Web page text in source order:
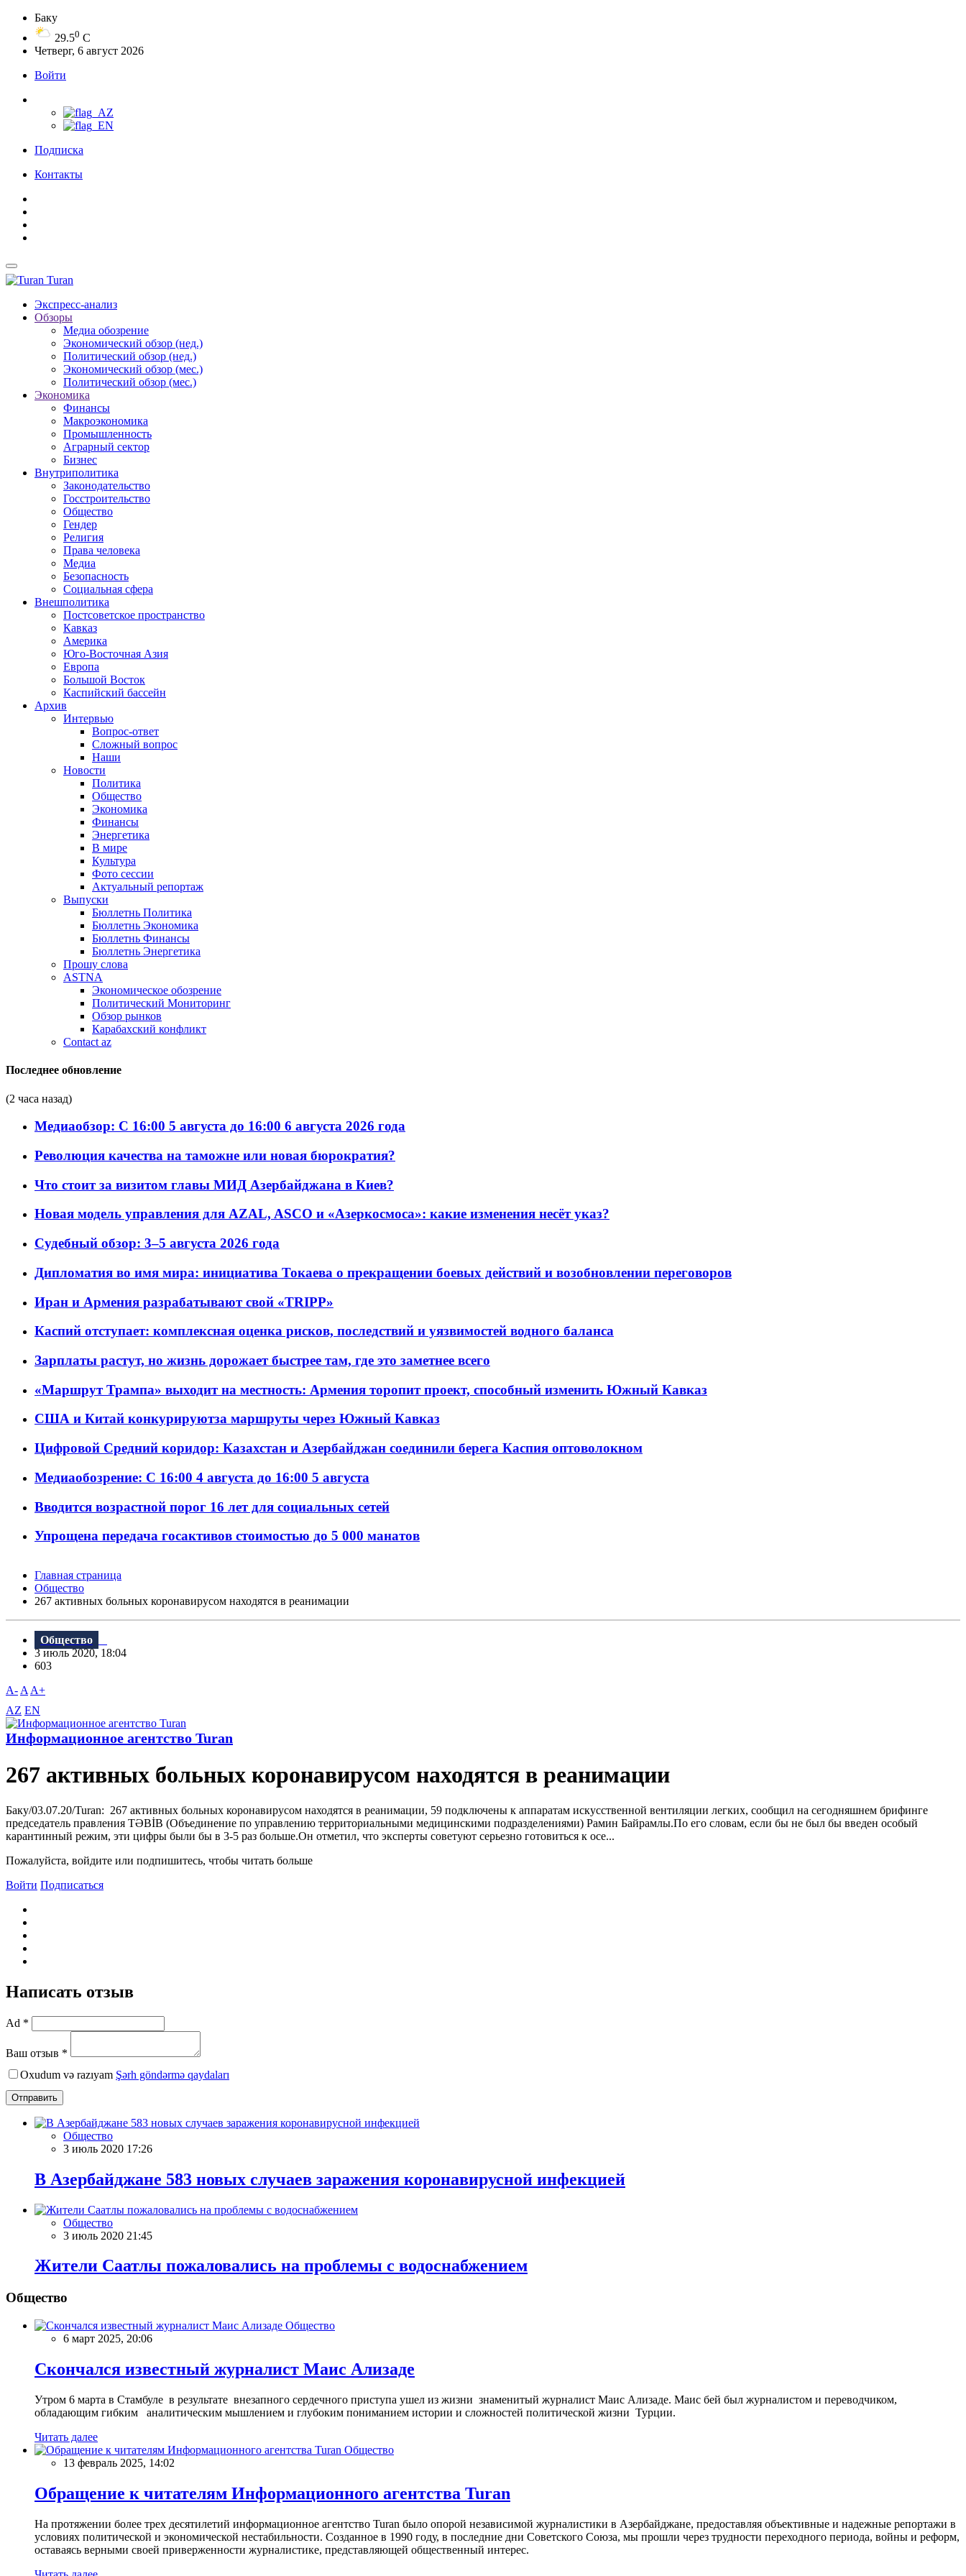
Баку
29.50 C
Четверг, 6 август 2026
Войти
Подписка
Контакты
Turan
Экспресс-анализ
Обзоры
Медиа обозрение
Экономический обзор (нед.)
Политический обзор (нед.)
Экономический обзор (мес.)
Политический обзор (мес.)
Экономика
Финансы
Макроэкономика
Промышленность
Аграрный сектор
Бизнес
Внутриполитика
Законодательство
Госстроительство
Общество
Гендер
Религия
Права человека
Медиа
Безопасность
Социальная сфера
Внешполитика
Постсоветское пространство
Кавказ
Америка
Юго-Восточная Азия
Европа
Большой Восток
Каспийский бассейн
Архив
Интервью
Вопрос-ответ
Сложный вопрос
Наши
Новости
Политика
Общество
Экономика
Финансы
Энергетика
В мире
Культура
Фото сессии
Актуальный репортаж
Выпуски
Бюллетнь Политика
Бюллетнь Экономика
Бюллетнь Финансы
Бюллетнь Энергетика
Прошу слова
ASTNA
Экономическое обозрение
Политический Мониторинг
Обзор рынков
Карабахский конфликт
Contact az
Последнее обновление
(2 часа назад)
Медиаобзор: С 16:00 5 августа до 16:00 6 августа 2026 года
Революция качества на таможне или новая бюрократия?
Что стоит за визитом главы МИД Азербайджана в Киев?
Новая модель управления для AZAL, ASCO и «Азеркосмоса»: какие изменения несёт указ?
Судебный обзор: 3–5 августа 2026 года
Дипломатия во имя мира: инициатива Токаева о прекращении боевых действий и возобновлении переговоров
Иран и Армения разрабатывают свой «TRIPP»
Каспий отступает: комплексная оценка рисков, последствий и уязвимостей водного баланса
Зарплаты растут, но жизнь дорожает быстрее там, где это заметнее всего
«Маршрут Трампа» выходит на местность: Армения торопит проект, способный изменить Южный Кавказ
США и Китай конкурируютза маршруты через Южный Кавказ
Цифровой Средний коридор: Казахстан и Азербайджан соединили берега Каспия оптоволокном
Медиаобозрение: С 16:00 4 августа до 16:00 5 августа
Вводится возрастной порог 16 лет для социальных сетей
Упрощена передача госактивов стоимостью до 5 000 манатов
Главная страница
Общество
267 активных больных коронавирусом находятся в реанимации
Общество
3 июль 2020, 18:04
603
A- A A+
AZ EN
Информационное агентство Turan
267 активных больных коронавирусом находятся в реанимации
Баку/03.07.20/Turan: 267 активных больных коронавирусом находятся в реанимации, 59 подключены к аппаратам искусственной вентиляции легких, сообщил на сегодняшнем брифинге
председатель правления TƏBİB (Объединение по управлению территориальными медицинскими подразделениями) Рамин Байрамлы.По его словам, если бы не был бы введен особый
карантинный режим, эти цифры были бы в 3-5 раз больше.Он отметил, что эксперты советуют серьезно готовиться к осе...
Пожалуйста, войдите или подпишитесь, чтобы читать больше
Войти Подписаться
Написать отзыв
Ad *
Ваш отзыв *
Oxudum və razıyam Şərh göndərmə qaydaları
Отправить
Общество
3 июль 2020 17:26
В Азербайджане 583 новых случаев заражения коронавирусной инфекцией
Общество
3 июль 2020 21:45
Жители Саатлы пожаловались на проблемы с водоснабжением
Общество
Общество
6 март 2025, 20:06
Скончался известный журналист Маис Ализаде
Утром 6 марта в Стамбуле в результате внезапного сердечного приступа ушел из жизни знаменитый журналист Маис Ализаде. Маис бей был журналистом и переводчиком,
обладающим гибким аналитическим мышлением и глубоким пониманием истории и сложностей политической жизни Турции.
Читать далее
Общество
13 февраль 2025, 14:02
Обращение к читателям Информационного агентства Turan
На протяжении более трех десятилетий информационное агентство Turan было опорой независимой журналистики в Азербайджане, предоставляя объективные и надежные репортажи в
условиях политической и экономической нестабильности. Созданное в 1990 году, в последние дни Советского Союза, мы прошли через трудности переходного периода, войны и реформ,
оставаясь верными своей приверженности журналистике, представляющей общественный интерес.